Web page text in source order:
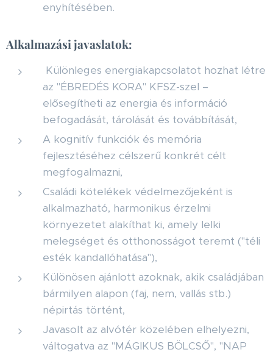
enyhítésében.
Alkalmazási javaslatok:
Különleges energiakapcsolatot hozhat létre
az "ÉBREDÉS KORA" KFSZ-szel –
elősegítheti az energia és információ
befogadását, tárolását és továbbítását,
A kognitív funkciók és memória
fejlesztéséhez célszerű konkrét célt
megfogalmazni,
Családi kötelékek védelmezőjeként is
alkalmazható, harmonikus érzelmi
környezetet alakíthat ki, amely lelki
melegséget és otthonosságot teremt ("téli
esték kandallóhatása"),
Különösen ajánlott azoknak, akik családjában
bármilyen alapon (faj, nem, vallás stb.)
népirtás történt,
Javasolt az alvótér közelében elhelyezni,
váltogatva az "MÁGIKUS BÖLCSŐ", "NAP